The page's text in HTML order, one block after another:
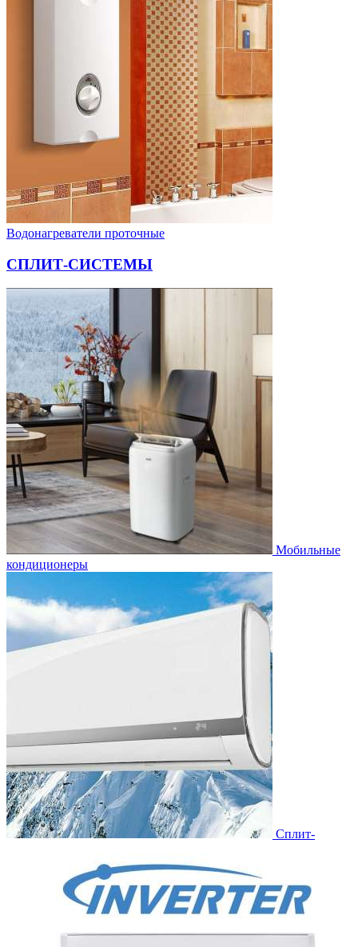
Водонагреватели проточные
СПЛИТ-СИСТЕМЫ
Мобильные
кондиционеры
Сплит-